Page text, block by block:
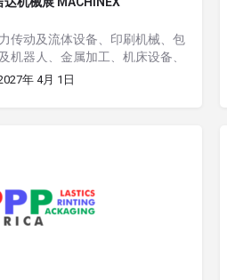
传动及流体设备、印刷机械、包
机器人、金属加工、机床设备、
年 4月 1日